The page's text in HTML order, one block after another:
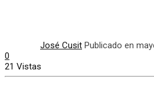
José Cusit Publicado en
0
21 Vistas